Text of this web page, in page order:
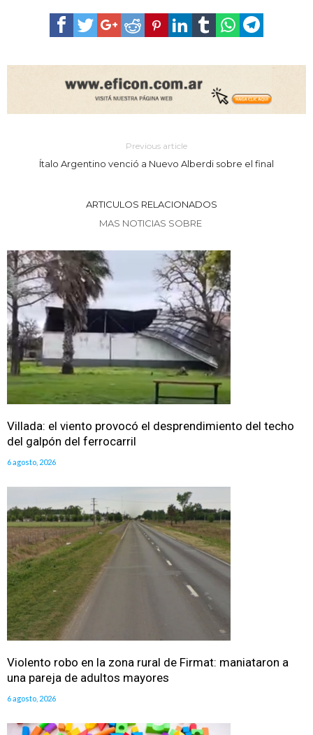
Previous article
Ítalo Argentino venció a Nuevo Alberdi sobre el final
ARTICULOS RELACIONADOS
MAS NOTICIAS SOBRE
Villada: el viento provocó el desprendimiento del techo
del galpón del ferrocarril
6 agosto, 2026
Violento robo en la zona rural de Firmat: maniataron a
una pareja de adultos mayores
6 agosto, 2026